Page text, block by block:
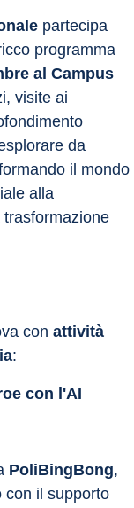
partecipa
programma
al Campus
visite ai
da
il mondo
alla
trasformazione
con attività
:
con l'AI
PoliBingBong,
con il supporto